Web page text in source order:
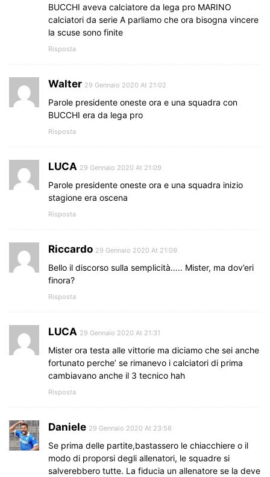
BUCCHI aveva calciatore da lega pro MARINO
calciatori da serie A parliamo che ora bisogna vincere
la scuse sono finite
Risposta
Walter 29 Gennaio 2020 At 21:02
Parole presidente oneste ora e una squadra con
BUCCHI era da lega pro
Risposta
LUCA 29 Gennaio 2020 At 21:09
Parole presidente oneste ora e una squadra inizio
stagione era oscena
Risposta
Riccardo 29 Gennaio 2020 At 21:09
Bello il discorso sulla semplicità….. Mister, ma dov’eri
finora?
Risposta
LUCA 29 Gennaio 2020 At 21:31
Mister ora testa alle vittorie ma diciamo che sei anche
fortunato perche’ se rimanevo i calciatori di prima
cambiavano anche il 3 tecnico hah
Risposta
Daniele 29 Gennaio 2020 At 23:56
Se prima delle partite,bastassero le chiacchiere o il
modo di proporsi degli allenatori, le squadre si
salverebbero tutte. La fiducia un allenatore se la deve